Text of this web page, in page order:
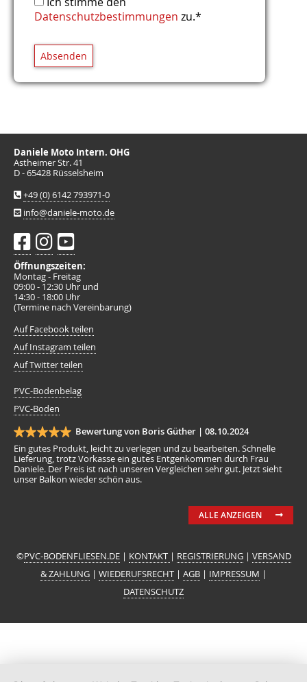
Datenschutzbestimmungen zu.*
Absenden
Daniele Moto Intern. OHG
Astheimer Str. 41
D - 65428 Rüsselsheim
+49 (0) 6142 793971-0
info@daniele-moto.de
Öffnungszeiten:
Montag - Freitag
09:00 - 12:30 Uhr und
14:30 - 18:00 Uhr
(Termine nach Vereinbarung)
Auf Facebook teilen
Auf Instagram teilen
Auf Twitter teilen
PVC-Bodenbelag
PVC-Boden
Bewertung von Boris Güther | 08.10.2024
Ein gutes Produkt, leicht zu verlegen und zu bearbeiten. Schnelle
Lieferung, trotz Vorkasse ein gutes Entgenkommen durch Frau
Daniele. Der Preis ist nach unseren Vergleichen sehr gut. Jetzt sieht
unser Balkon wieder schön aus.
ALLE ANZEIGEN
©PVC-BODENFLIESEN.DE| KONTAKT | REGISTRIERUNG| VERSAND
& ZAHLUNG | WIEDERUFSRECHT | AGB | IMPRESSUM |
DATENSCHUTZ